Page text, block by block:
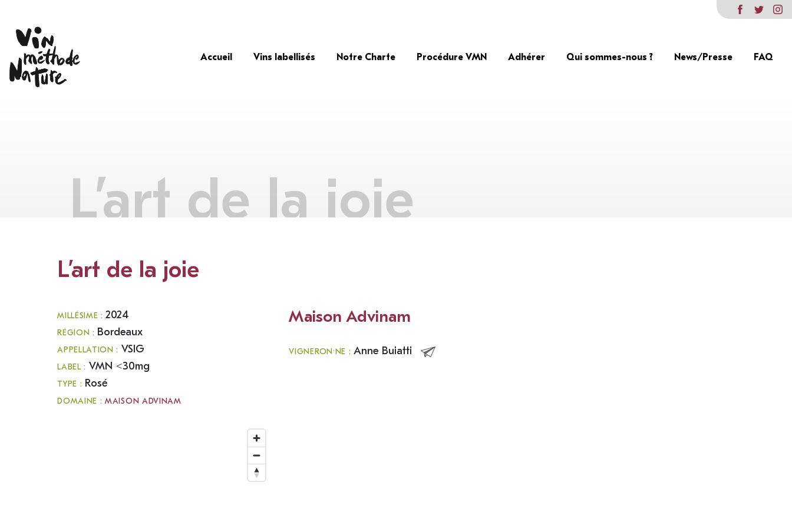
Accueil Vins labellisés Notre Charte Procédure VMN Adhérer Qui sommes-nous ? News/Presse FAQ
L’art de la joie
L’art de la joie
MILLÉSIME :2024
RÉGION : Bordeaux
APPELLATION : VSIG
LABEL : VMN <30mg
TYPE : Rosé
DOMAINE :MAISON ADVINAM
Maison Advinam
VIGNERON·NE :Anne Buiatti